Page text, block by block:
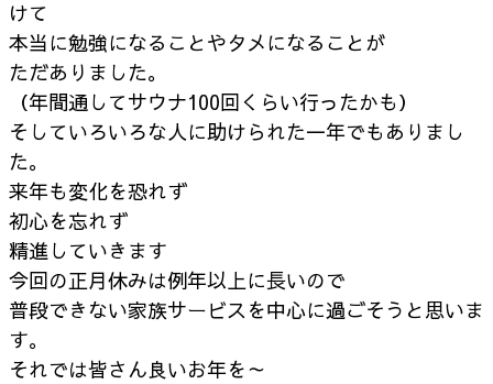
けて
本当に勉強になることやタメになることが
ただありました。
（年間通してサウナ100回くらい行ったかも）
そしていろいろな人に助けられた一年でもありまし
た。
来年も変化を恐れず
初心を忘れず
精進していきます
今回の正月休みは例年以上に長いので
普段できない家族サービスを中心に過ごそうと思いま
す。
それでは皆さん良いお年を～